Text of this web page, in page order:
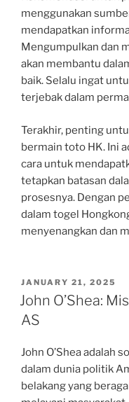
menggunakan
mendapatkan
Mengumpulkan dan
akan membantu
baik. Selalu ingat
terjebak dalam
Terakhir, penting
bermain toto HK. Ini
cara untuk
tetapkan batasan
prosesnya. Dengan
dalam togel
menyenangkan dan
POSTED
ON
JANUARY 21, 2025
John O’Shea:
AS
John O’Shea adalah
dalam dunia politik
belakang yang